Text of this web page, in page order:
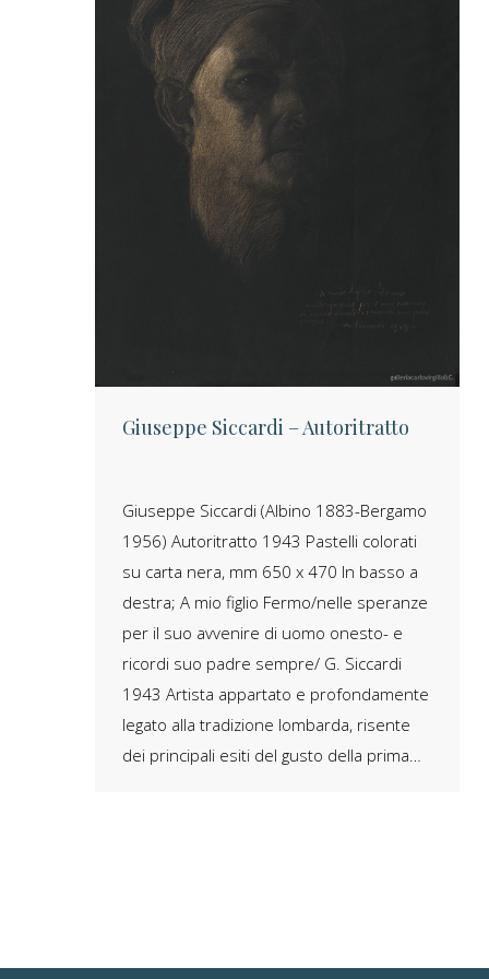
Giuseppe Siccardi – Autoritratto
Giuseppe Siccardi (Albino 1883-Bergamo
1956) Autoritratto 1943 Pastelli colorati
su carta nera, mm 650 x 470 In basso a
destra; A mio figlio Fermo/nelle speranze
per il suo avvenire di uomo onesto- e
ricordi suo padre sempre/ G. Siccardi
1943 Artista appartato e profondamente
legato alla tradizione lombarda, risente
dei principali esiti del gusto della prima…